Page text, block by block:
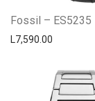
Fossil – ES5235
L7,590.00